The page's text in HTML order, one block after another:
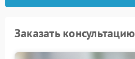
Заказать консультацию